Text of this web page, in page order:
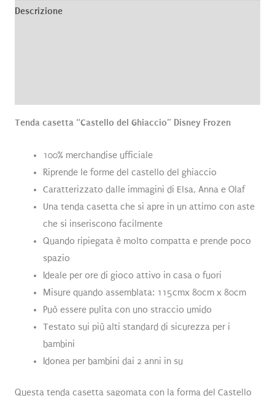
Descrizione
Tenda casetta “Castello del Ghiaccio” Disney Frozen
100% merchandise ufficiale
Riprende le forme del castello del ghiaccio
Caratterizzato dalle immagini di Elsa, Anna e Olaf
Una tenda casetta che si apre in un attimo con aste
che si inseriscono facilmente
Quando ripiegata è molto compatta e prende poco
spazio
Ideale per ore di gioco attivo in casa o fuori
Misure quando assemblata: 115cmx 80cm x 80cm
Può essere pulita con uno straccio umido
Testato sui più alti standard di sicurezza per i
bambini
Idonea per bambini dai 2 anni in su
Questa tenda casetta sagomata con la forma del Castello